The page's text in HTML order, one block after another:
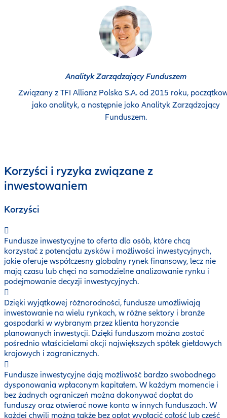
Analityk Zarządzający Funduszem
Związany z TFI Allianz Polska S.A. od 2015 roku,
jako analityk, a następnie jako Analityk Zarządzający
Funduszem.
Korzyści i ryzyka związane z
inwestowaniem
Korzyści
Fundusze inwestycyjne to oferta dla osób, które chcą
korzystać z potencjału zysków i możliwości inwestycyjnych,
jakie oferuje współczesny globalny rynek finansowy, lecz nie
mają czasu lub chęci na samodzielne analizowanie rynku i
podejmowanie decyzji inwestycyjnych.
Dzięki wyjątkowej różnorodności, fundusze umożliwiają
inwestowanie na wielu rynkach, w różne sektory i branże
gospodarki w wybranym przez klienta horyzoncie
planowanych inwestycji. Dzięki funduszom można zostać
pośrednio właścicielami akcji największych spółek giełdowych
krajowych i zagranicznych.
Fundusze inwestycyjne dają możliwość bardzo swobodnego
dysponowania wpłaconym kapitałem. W każdym momencie i
bez żadnych ograniczeń można dokonywać dopłat do
funduszy oraz otwierać nowe konta w innych funduszach. W
każdej chwili można także bez opłat wypłacić całość lub cześć